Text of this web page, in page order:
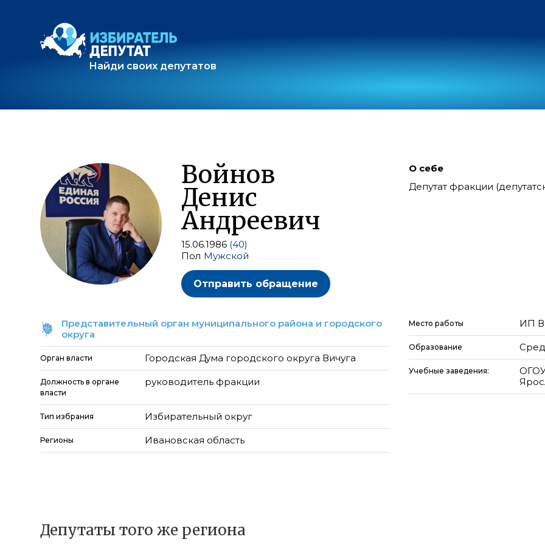
Найди своих депутатов
Войнов
Денис
Андреевич
15.06.1986 (40)
Пол Мужской
Отправить обращение
О себе
Депутат фракции
Представительный орган муниципального района и городского
округа
Орган власти Городская Дума городского округа Вичуга
Должность в органе
власти
руководитель фракции
Тип избрания Избирательный округ
Регионы Ивановская область
Место работы ИП
Образование
Учебные заведения:
Депутаты того же региона